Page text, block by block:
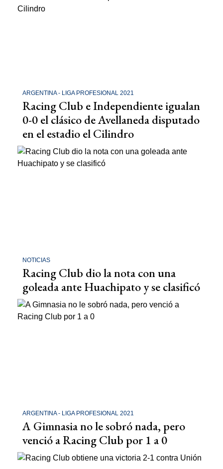
ARGENTINA - LIGA PROFESIONAL 2021
Racing Club e Independiente igualan
0-0 el clásico de Avellaneda disputado
en el estadio el Cilindro
NOTICIAS
Racing Club dio la nota con una
goleada ante Huachipato y se clasificó
ARGENTINA - LIGA PROFESIONAL 2021
A Gimnasia no le sobró nada, pero
venció a Racing Club por 1 a 0